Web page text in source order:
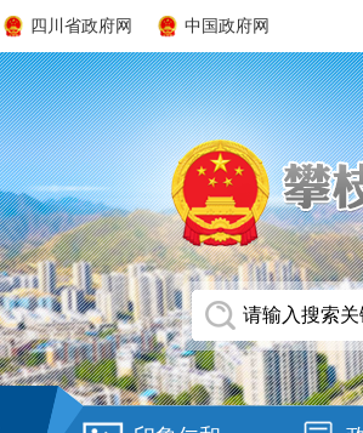
四川省政府网 中国政府网